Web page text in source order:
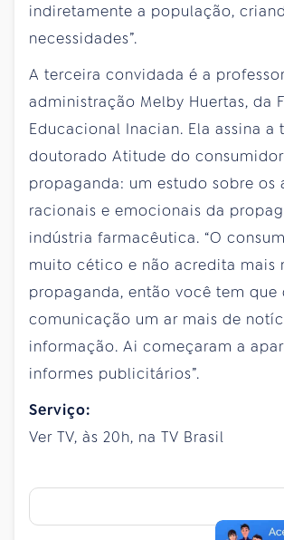
indiretamente a população,
necessidades”.
A terceira convidada é a
administração Melby Huertas, da
Educacional Inacian. Ela assina a
doutorado Atitude do
propaganda: um estudo sobre os
racionais e emocionais da
indústria farmacêutica. “O
muito cético e não acredita mais
propaganda, então você tem que
comunicação um ar mais de
informação. Ai começaram a
informes publicitários”.
Serviço:
Ver TV, às 20h, na TV Brasil